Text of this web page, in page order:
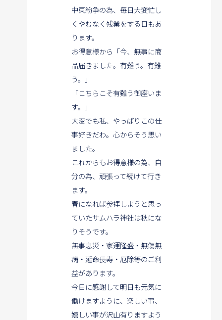
中東紛争の為、毎日大変忙し
くやむなく残業をする日もあ
ります。
お得意様から「今、無事に商
品届きました。有難う。有難
う。」
「こちらこそ有難う御座いま
す。」
大変でも私、やっぱりこの仕
事好きだわ。心からそう思い
ました。
これからもお得意様の為、自
分の為、頑張って続けて行き
ます。
春になれば参拝しようと思っ
ていたサムハラ神社は秋にな
りそうです。
無事息災・家運隆盛・無傷無
病・延命長寿・厄除等のご利
益があります。
今日に感謝して明日も元気に
働けますように、楽しい事、
嬉しい事が沢山有りますよう